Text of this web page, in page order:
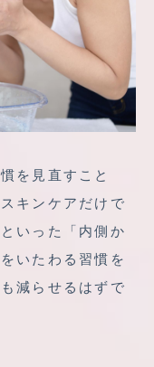
を見直すこと
キンケアだけで
いった「内側か
いたわる習慣を
減らせるはずで